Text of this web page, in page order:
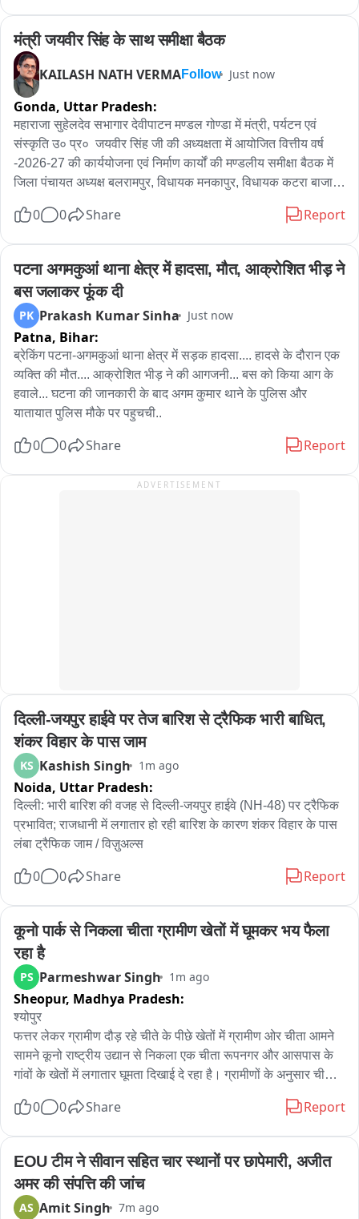
गर्जना के साथ शुरू हुई बारिश का सिलसिला शुक्रवार सुबह भी जारी रहा,
जिससे पूरे क्षेत्र में मौसम सुहावना हो गया। वही दिल्ली तिराये पर फ्लाईओवर
निर्माण व सर्विस रोड की खस्ताहाल के चलते दिल्ली-जयपुर नेशनल हाइवे पर
लम्बा जाम लग गया। जिससे यात्रियों ओर आपातकालीन वाहनों को काफी
परेशानी उठानी पड़ी। सुबह हुई बारिश के कारण आमजन का जनजीवन
प्रभावित रहा। स्कूल जाने वाले बच्चों और दफ्तरों की ओर जाने वाले
कामकाजी लोगों को बारिश के बीच ही अपने गंतव्य तक पहुंचना पड़ा।
लगातार उमस और गर्मी से परेशान लोगों को बारिश से बड़ी राहत मिली।
बारिश के बाद तापमान में गिरावट दर्ज की गई और वातावरण में ठंडक घुल
गई। वहीं, खेतों में पर्याप्त नमी मिलने से किसानों के चेहरों पर भी खुशी लौट
आई। किसानों का कहना है कि यह बारिश खरीफ फसलों के लिए लाभदायक
साबित होगी।
मंत्री जयवीर सिंह के साथ समीक्षा बैठक
KAILASH NATH VERMAFollow Just now
Gonda, Uttar Pradesh:
महाराजा सुहेलदेव सभागार देवीपाटन मण्डल गोण्डा में मंत्री, पर्यटन एवं
संस्कृति उ० प्र०  जयवीर सिंह जी की अध्यक्षता में आयोजित वित्तीय वर्ष
-2026-27 की कार्ययोजना एवं निर्माण कार्यों की मण्डलीय समीक्षा बैठक में
जिला पंचायत अध्यक्ष बलरामपुर, विधायक मनकापुर, विधायक कटरा बाजार,
, सांसद गोण्डा/केन्द्रीय विदेश राज्य मंत्री प्रतिनिधि, सांसद कैसरगंज
0 0 Share Report
पटना अगमकुआं थाना क्षेत्र में हादसा, मौत, आक्रोशित भीड़ ने
बस जलाकर फूंक दी
PK Prakash Kumar Sinha Just now
Patna, Bihar:
ब्रेकिंग पटना-अगमकुआं थाना क्षेत्र में सड़क हादसा.... हादसे के दौरान एक
व्यक्ति की मौत.... आक्रोशित भीड़ ने की आगजनी... बस को किया आग के
हवाले... घटना की जानकारी के बाद अगम कुमार थाने के पुलिस और
यातायात पुलिस मौके पर पहुचची..
0 0 Share Report
ADVERTISEMENT
दिल्ली-जयपुर हाईवे पर तेज बारिश से ट्रैफिक भारी बाधित,
शंकर विहार के पास जाम
KS Kashish Singh 1m ago
Noida, Uttar Pradesh:
दिल्ली: भारी बारिश की वजह से दिल्ली-जयपुर हाईवे (NH-48) पर ट्रैफिक
प्रभावित; राजधानी में लगातार हो रही बारिश के कारण शंकर विहार के पास
लंबा ट्रैफिक जाम / विज़ुअल्स
0 0 Share Report
कूनो पार्क से निकला चीता ग्रामीण खेतों में घूमकर भय फैला
रहा है
PS Parmeshwar Singh 1m ago
Sheopur, Madhya Pradesh:
श्योपुर
फत्तर लेकर ग्रामीण दौड़ रहे चीते के पीछे खेतों में ग्रामीण ओर चीता आमने
सामने कूनो राष्ट्रीय उद्यान से निकला एक चीता रूपनगर और आसपास के
गांवों के खेतों में लगातार घूमता दिखाई दे रहा है। ग्रामीणों के अनुसार चीता
है। 0 0 Share Report
EOU टीम ने सीवान सहित चार स्थानों पर छापेमारी, अजीत
अमर की संपत्ति की जांच
AS Amit Singh 7m ago